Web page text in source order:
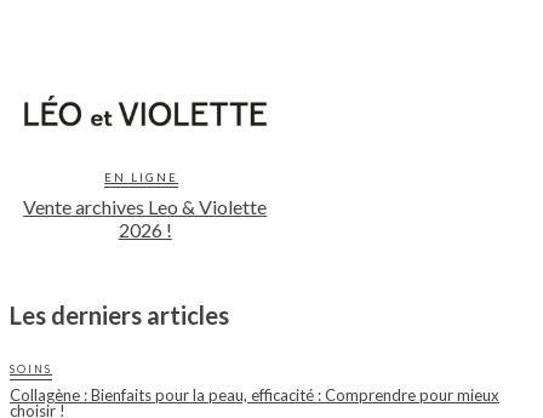
EN LIGNE
Vente archives Leo & Violette
2026 !
Les derniers articles
SOINS
Collagène : Bienfaits pour la peau, efficacité : Comprendre pour mieux
choisir !